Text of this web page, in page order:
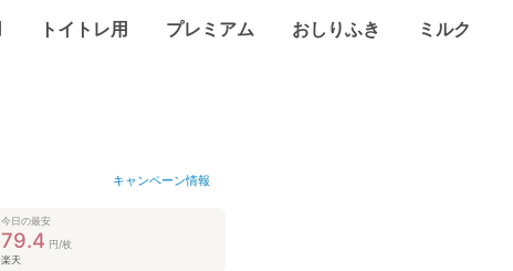
トイトレ用 プレミアム おしりふき ミルク
キャンペーン情報
今日の最安
79.4 円/枚
楽天